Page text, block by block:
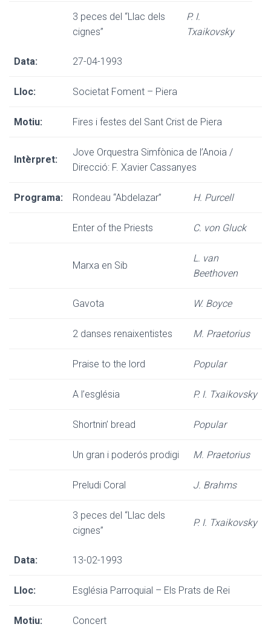
3 peces del “Llac dels
cignes”
P. I.
Txaikovsky
Data: 27-04-1993
Lloc: Societat Foment – Piera
Motiu: Fires i festes del Sant Crist de Piera
Intèrpret:
Jove Orquestra Simfònica de l’Anoia /
Direcció: F. Xavier Cassanyes
Programa: Rondeau “Abdelazar” H. Purcell
Enter of the Priests C. von Gluck
Marxa en Sib
L. van
Beethoven
Gavota W. Boyce
2 danses renaixentistes M. Praetorius
Praise to the lord Popular
A l’església P. I. Txaikovsky
Shortnin’ bread Popular
Un gran i poderós prodigi M. Praetorius
Preludi Coral J. Brahms
3 peces del “Llac dels
cignes”
P. I. Txaikovsky
Data: 13-02-1993
Lloc: Església Parroquial – Els Prats de Rei
Motiu: Concert